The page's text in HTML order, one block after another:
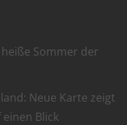
Sommer der
Neue Karte zeigt
Blick